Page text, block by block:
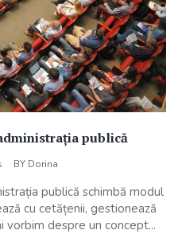
publică
BY Dorina
publică schimbă modul
cu cetățenii, gestionează
vorbim despre un concept...